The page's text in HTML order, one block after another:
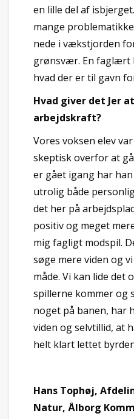
en lille del af
mange
nede i vækstjorden
grønsvær. En faglært
hvad der er til gavn
Hvad giver det Jer
arbejdskraft?
Vores voksen elev
skeptisk overfor at
er gået igang har
utrolig både
det her på
positiv og meget
mig fagligt modspil.
søge mere viden og
måde. Vi kan lide det
spillerne kommer og
noget på banen, har
viden og selvtillid, at
helt klart lettet
Hans Tophøj,
Natur, Ålborg